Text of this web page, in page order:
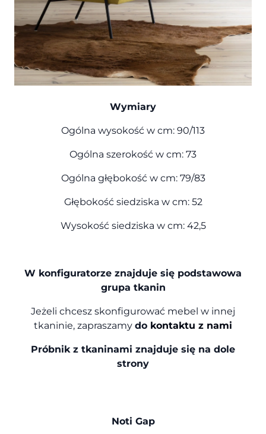
Wymiary
Ogólna wysokość w cm: 90/113
Ogólna szerokość w cm: 73
Ogólna głębokość w cm: 79/83
Głębokość siedziska w cm: 52
Wysokość siedziska w cm: 42,5
W konfiguratorze znajduje się podstawowa
grupa tkanin
Jeżeli chcesz skonfigurować mebel w innej
tkaninie, zapraszamy do kontaktu z nami
Próbnik z tkaninami znajduje się na dole
strony
Noti Gap